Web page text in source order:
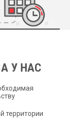
У НАС
территории